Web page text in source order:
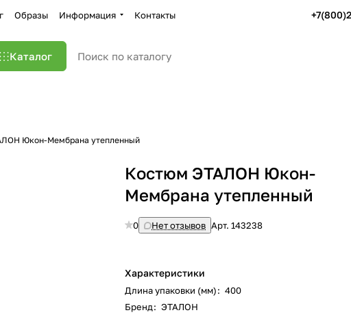
Образы Информация Контакты
Каталог
Юкон-Мембрана утепленный
Костюм ЭТАЛОН Юкон-
Мембрана утепленный
0 Нет отзывов Арт.143238
Характеристики
Длина упаковки (мм): 400
Бренд: ЭТАЛОН